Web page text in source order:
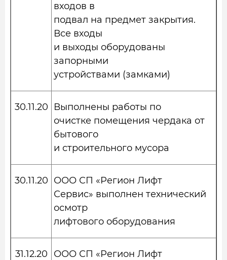
входов в
подвал на предмет закрытия.
Все входы
и выходы оборудованы
запорными
устройствами (замками)
30.11.20
Выполнены работы по
очистке помещения чердака от
бытового
и строительного мусора
30.11.20 ООО СП «Регион Лифт
Сервис» выполнен технический
осмотр
лифтового оборудования
31.12.20
ООО СП «Регион Лифт